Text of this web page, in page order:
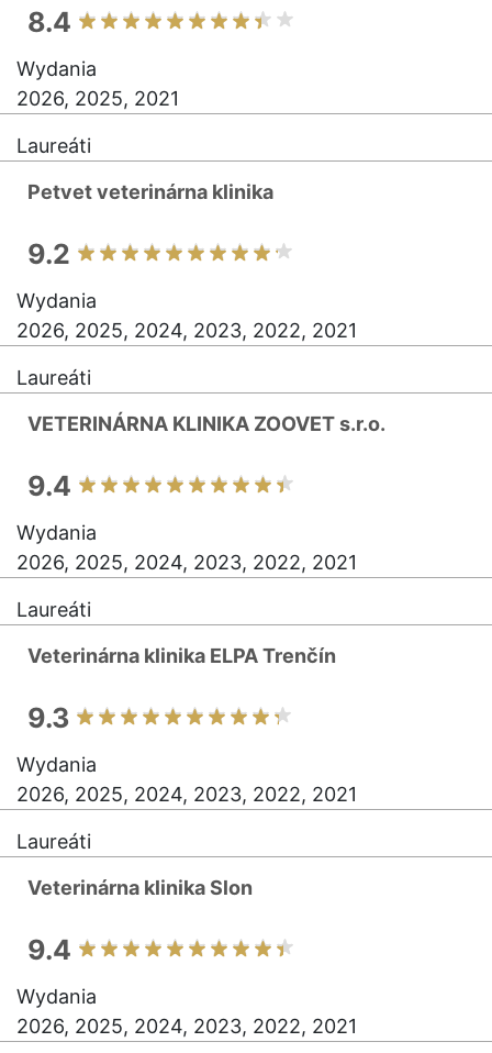
8.4
Wydania
2026, 2025, 2021
Laureáti
Petvet veterinárna klinika
9.2
Wydania
2026, 2025, 2024, 2023, 2022, 2021
Laureáti
VETERINÁRNA KLINIKA ZOOVET s.r.o.
9.4
Wydania
2026, 2025, 2024, 2023, 2022, 2021
Laureáti
Veterinárna klinika ELPA Trenčín
9.3
Wydania
2026, 2025, 2024, 2023, 2022, 2021
Laureáti
Veterinárna klinika Slon
9.4
Wydania
2026, 2025, 2024, 2023, 2022, 2021